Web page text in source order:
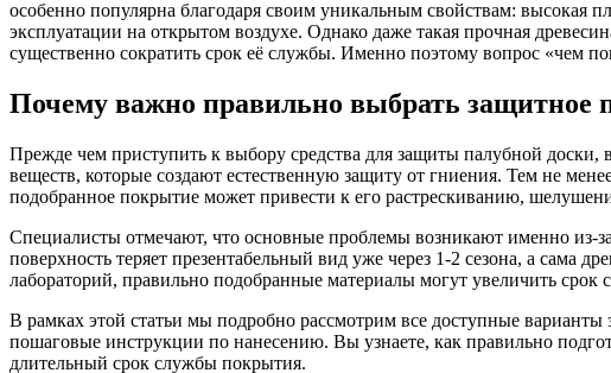
особенно популярна благодаря своим уникальным свойствам: высокая
эксплуатации на открытом воздухе. Однако даже такая прочная
существенно сократить срок её службы. Именно поэтому вопрос «чем
Почему важно правильно выбрать защитное
Прежде чем приступить к выбору средства для защиты палубной
веществ, которые создают естественную защиту от гниения. Тем не
подобранное покрытие может привести к его растрескиванию,
Специалисты отмечают, что основные проблемы возникают именно из-
поверхность теряет презентабельный вид уже через 1-2 сезона, а сама
лабораторий, правильно подобранные материалы могут увеличить
В рамках этой статьи мы подробно рассмотрим все доступные
пошаговые инструкции по нанесению. Вы узнаете, как правильно
длительный срок службы покрытия.